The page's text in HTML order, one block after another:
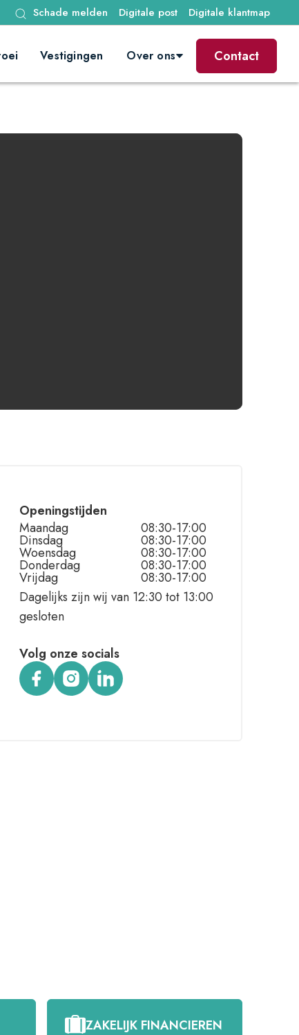
Schade melden Digitale post Digitale klantmap
Vestigingen Over ons Contact
Openingstijden
Maandag
08:30-17:00
Dinsdag 08:30-17:00
Woensdag 08:30-17:00
Donderdag 08:30-17:00
Vrijdag
08:30-17:00
Dagelijks zijn wij van 12:30 tot 13:00
gesloten
Volg onze socials
ZAKELIJK FINANCIEREN